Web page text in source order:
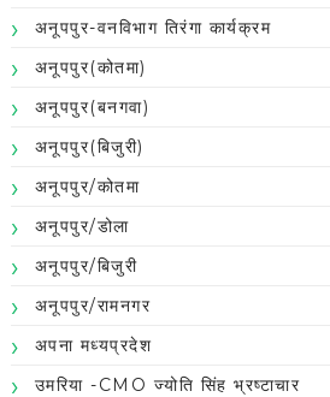
अनूपपुर-वनविभाग तिरंगा कार्यक्रम
अनूपपुर(कोतमा)
अनूपपुर(बनगवा)
अनूपपुर(बिजुरी)
अनूपपुर/कोतमा
अनूपपुर/डोला
अनूपपुर/बिजुरी
अनूपपुर/रामनगर
अपना मध्यप्रदेश
उमरिया -CMO ज्योति सिंह भ्रष्टाचार